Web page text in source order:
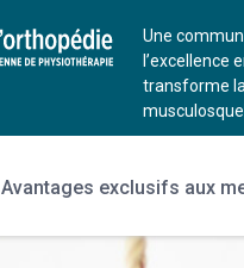
Une
l’excellence
transforme
Avantages exclusifs aux